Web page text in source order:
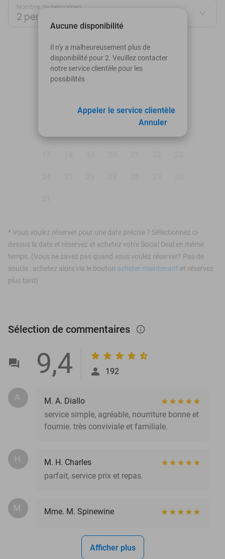
Nombre de personnes :
2 personnes
août 2026
Lu
Ma Me Je Ve Sa
5 6 7 8
*Vous voulez réserver pour une date précise ? Sélectionnez ci-
dessus la date et réservez et achetez votre Social Deal en même
temps. (Vous ne savez pas quand vous voulez réserver? Pas de
soucis : achetez alors via le bouton acheter maintenant et réservez
plus tard)
Aucune disponibilité
Il n'y a malheureusement plus de
disponibilité pour 2. Veuillez contacter
notre service clientèle pour les
possibilités
Appeler le service clientèle
Annuler
Sélection de commentaires info_outlined
9,4 192
A.
M. A. Diallo
service simple, agréable, nourriture bonne et
fournie. très conviviale et familiale.
H.
M. H. Charles
parfait, service prix et repas.
M. Mme. M. Spinewine
Afficher plus